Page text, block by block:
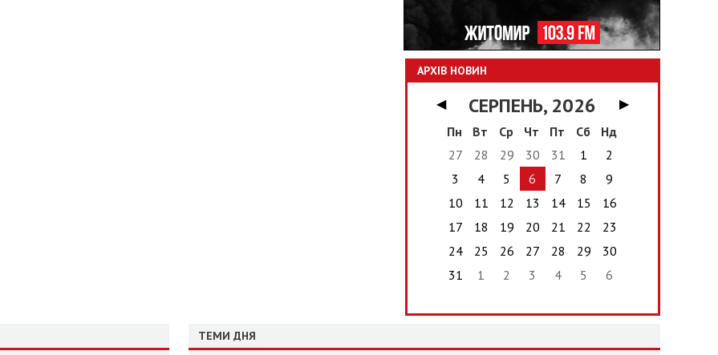
АРХІВ НОВИН
◀ СЕРПЕНЬ, 2026
▶
Пн
Вт Ср Чт Пт Сб
Нд
27
28 29 30 31 1
2
3
4 5 6 7 8
9
10
11 12 13 14 15
16
17
18 19 20 21 22
23
24
25 26 27 28 29
30
31
1 2 3 4 5 6
ТЕМИ ДНЯ